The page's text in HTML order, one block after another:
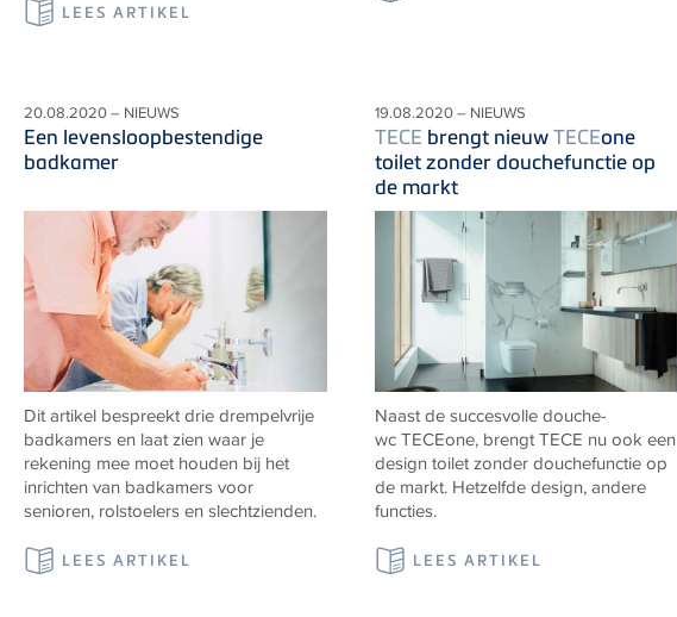
LEES ARTIKEL
20.08.2020 – NIEUWS
Een levensloopbestendige
badkamer
Dit artikel bespreekt drie drempelvrije
badkamers en laat zien waar je
rekening mee moet houden bij het
inrichten van badkamers voor
senioren, rolstoelers en slechtzienden.
LEES ARTIKEL
19.08.2020 – NIEUWS
TECE brengt nieuwTECEone
toilet zonder douchefunctie op
de markt
Naast de succesvolle douche-
wc TECEone, brengt TECE nu ook een
design toilet zonder douchefunctie op
de markt. Hetzelfde design, andere
functies.
LEES ARTIKEL